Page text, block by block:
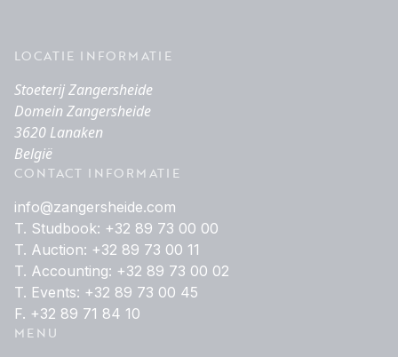
LOCATIE INFORMATIE
Stoeterij Zangersheide
Domein Zangersheide
3620 Lanaken
België
CONTACT INFORMATIE
info@zangersheide.com
T. Studbook: +32 89 73 00 00
T. Auction: +32 89 73 00 11
T. Accounting: +32 89 73 00 02
T. Events: +32 89 73 00 45
F. +32 89 71 84 10
MENU